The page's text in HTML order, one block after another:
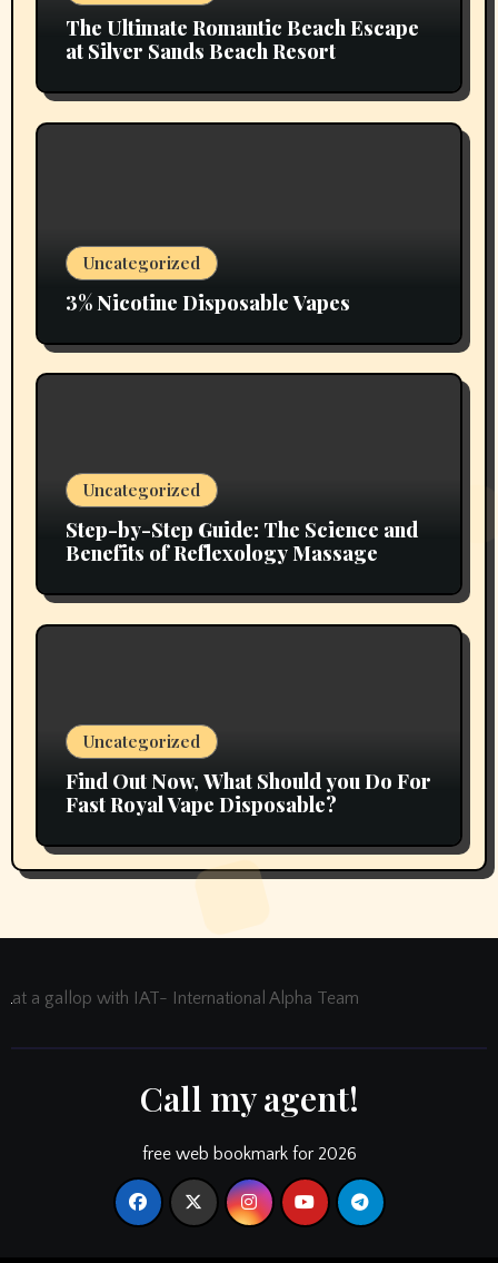
The Ultimate Romantic Beach Escape
at Silver Sands Beach Resort
Uncategorized
3% Nicotine Disposable Vapes
Uncategorized
Step-by-Step Guide: The Science and
Benefits of Reflexology Massage
Uncategorized
Find Out Now, What Should you Do For
Fast Royal Vape Disposable?
at a gallop with IAT- International Alpha Team
Call my agent!
free web bookmark for 2026